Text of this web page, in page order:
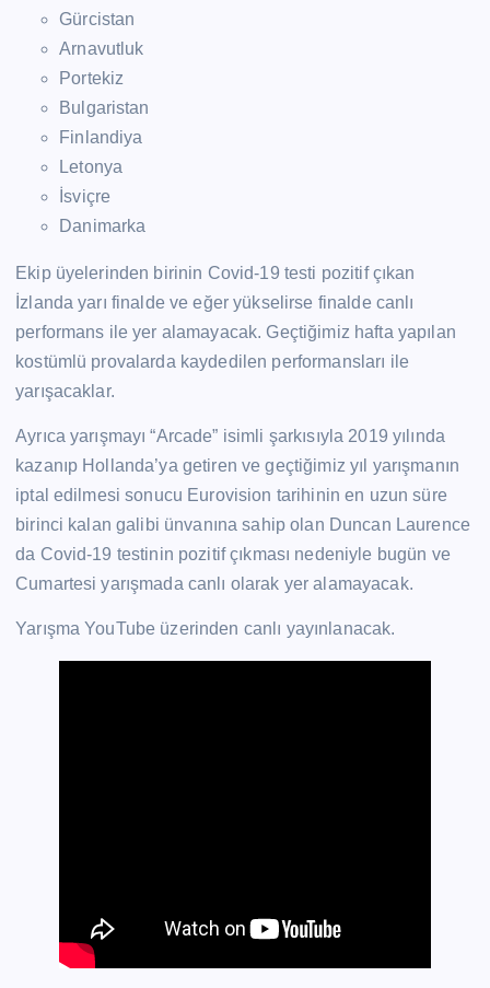
Gürcistan
Arnavutluk
Portekiz
Bulgaristan
Finlandiya
Letonya
İsviçre
Danimarka
Ekip üyelerinden birinin Covid-19 testi pozitif çıkan
İzlanda yarı finalde ve eğer yükselirse finalde canlı
performans ile yer alamayacak. Geçtiğimiz hafta yapılan
kostümlü provalarda kaydedilen performansları ile
yarışacaklar.
Ayrıca yarışmayı “Arcade” isimli şarkısıyla 2019 yılında
kazanıp Hollanda’ya getiren ve geçtiğimiz yıl yarışmanın
iptal edilmesi sonucu Eurovision tarihinin en uzun süre
birinci kalan galibi ünvanına sahip olan Duncan Laurence
da Covid-19 testinin pozitif çıkması nedeniyle bugün ve
Cumartesi yarışmada canlı olarak yer alamayacak.
Yarışma YouTube üzerinden canlı yayınlanacak.